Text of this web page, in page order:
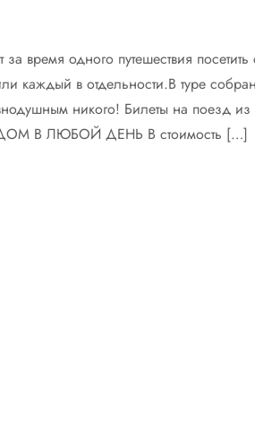
время одного путешествия
каждый в отдельности.В туре
никого! Билеты на поезд из
В ЛЮБОЙ ДЕНЬ В стоимость […]